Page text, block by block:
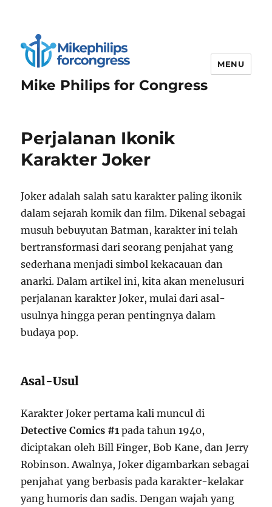
Mike Philips for Congress
MENU
Perjalanan Ikonik
Karakter Joker
Joker adalah salah satu karakter paling ikonik
dalam sejarah komik dan film. Dikenal sebagai
musuh bebuyutan Batman, karakter ini telah
bertransformasi dari seorang penjahat yang
sederhana menjadi simbol kekacauan dan
anarki. Dalam artikel ini, kita akan menelusuri
perjalanan karakter Joker, mulai dari asal-
usulnya hingga peran pentingnya dalam
budaya pop.
Asal-Usul
Karakter Joker pertama kali muncul di
Detective Comics #1 pada tahun 1940,
diciptakan oleh Bill Finger, Bob Kane, dan Jerry
Robinson. Awalnya, Joker digambarkan sebagai
penjahat yang berbasis pada karakter-kelakar
yang humoris dan sadis. Dengan wajah yang